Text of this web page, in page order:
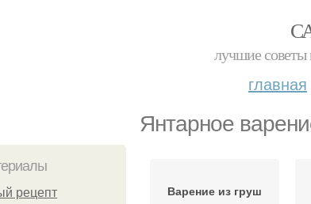
лучшие советы
главная
Янтарное
рецепт
Варение из груш